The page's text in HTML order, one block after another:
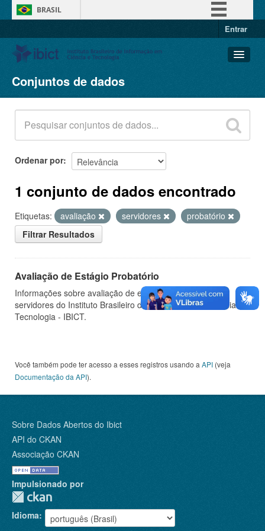
BRASIL
Entrar
Conjuntos de dados
Organizações
Grupos
Sobre
Conjuntos de dados
Ordenar por
1 conjunto de dados encontrado
Etiquetas: avaliação servidores
probatório
Filtrar Resultados
Avaliação de Estágio Probatório
Informações sobre avaliação de estágio probatório de
servidores do Instituto Brasileiro de Informação em Ciência e
Tecnologia - IBICT.
Você também pode ter acesso a esses registros usando a API (veja
Documentação da API).
Sobre Dados Abertos do Ibict
API do CKAN
Associação CKAN
Impulsionado por
Idioma